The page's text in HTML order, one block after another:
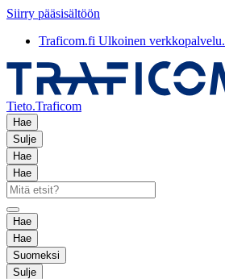
Siirry pääsisältöön
Traficom.fi Ulkoinen verkkopalvelu.
Tieto.Traficom
Hae
Sulje
Hae
Hae
Hae
Hae
Suomeksi
Sulje